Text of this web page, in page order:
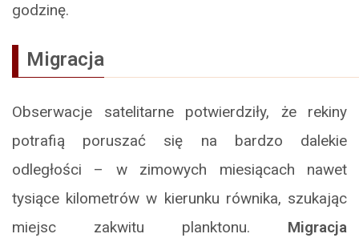
godzinę.
Migracja
Obserwacje satelitarne potwierdziły, że rekiny
potrafią poruszać się na bardzo dalekie
odległości – w zimowych miesiącach nawet
tysiące kilometrów w kierunku równika, szukając
miejsc zakwitu planktonu. Migracja